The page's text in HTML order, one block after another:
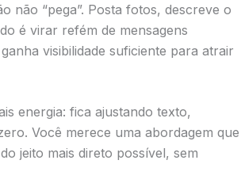
não “pega”. Posta fotos, descreve o
é virar refém de mensagens
visibilidade suficiente para atrair
energia: fica ajustando texto,
Você merece uma abordagem que
jeito mais direto possível, sem